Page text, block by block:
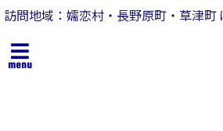
訪問地域：嬬恋村・長野原町・草津
menu